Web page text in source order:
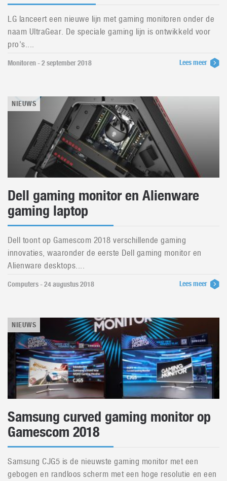
LG lanceert een nieuwe lijn met gaming monitoren onder de
naam UltraGear. De speciale gaming lijn is ontwikkeld voor
pro's....
Monitoren - 2 september 2018 Lees meer
NIEUWS
Dell gaming monitor en Alienware
gaming laptop
Dell toont op Gamescom 2018 verschillende gaming
innovaties, waaronder de eerste Dell gaming monitor en
Alienware desktops....
Computers - 24 augustus 2018 Lees meer
NIEUWS
Samsung curved gaming monitor op
Gamescom 2018
Samsung CJG5 is de nieuwste gaming monitor met een
gebogen en randloos scherm met een hoge resolutie en een